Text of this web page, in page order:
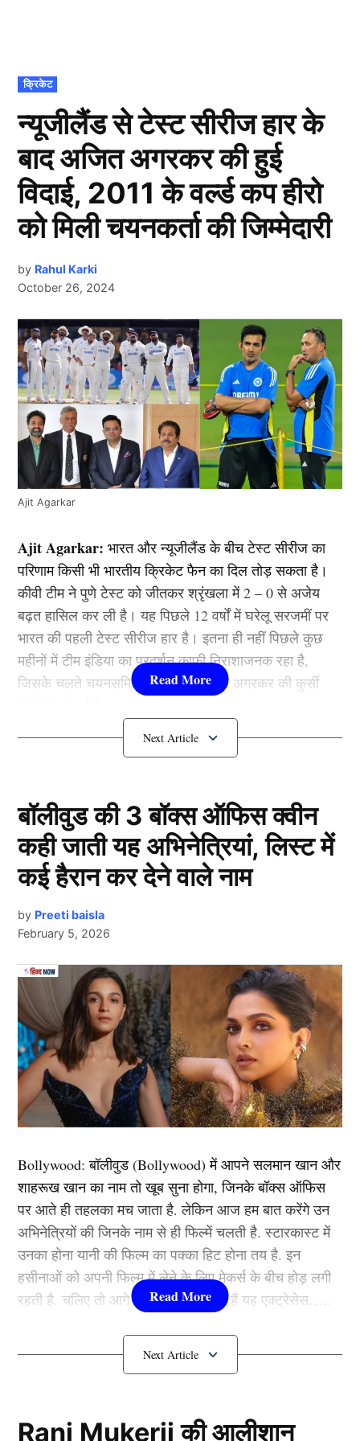
POSTED
IN
क्रिकेट
न्यूजीलैंड से टेस्ट सीरीज हार के
बाद अजित अगरकर की हुई
विदाई, 2011 के वर्ल्ड कप हीरो
को मिली चयनकर्ता की जिम्मेदारी
by Rahul Karki
October 26, 2024
Ajit Agarkar
Ajit Agarkar: भारत और न्यूजीलैंड के बीच टेस्ट सीरीज का
परिणाम किसी भी भारतीय क्रिकेट फैन का दिल तोड़ सकता है।
कीवी टीम ने पुणे टेस्ट को जीतकर श्रृंखला में 2 – 0 से अजेय
बढ़त हासिल कर ली है। यह पिछले 12 वर्षों में घरेलू सरजमीं पर
भारत की पहली टेस्ट सीरीज हार है। इतना ही नहीं पिछले कुछ
महीनों में टीम इंडिया का प्रदर्शन काफी निराशाजनक रहा है,
जिसके चलते चयनसमिति के अध्यक्ष अजित अगरकर की कुर्सी
अजित अगरकर की होगी छुट्टी
Ajit Agarkar
टी20 वर्ल्ड कप 2024 जीतने के बाद उम्मीद थी कि भारत के
प्रदर्शन में और अधिक गुणवत्ता देखने को मिलेगी। मगर हालत
इसके विपरीत हैं। टीम इंडिया को पहले श्रीलंका दौरे में वनडे
श्रृंखला में हार का सामना करना पड़ा और न्यूजीलैंड ने टेस्ट
सीरीज में घर आकर जलील किया है। यही वजह है कि फैंस काफी
मंडराने लगे हैं।
यह भी पढ़ें:मयंक-रियान की हुई छुट्टी, इन 3 युवा खिलाड़ियों को
मिला पहली बार मौका, अफ्रीका सीरीज के लिए 15 सदस्यीय टीम
इंडिया का ऐलान
अगले कुछ महीने होंगे महत्वपूर्ण
Next Article
बॉलीवुड की 3 बॉक्स ऑफिस क्वीन
कही जाती यह अभिनेत्रियां, लिस्ट में
कई हैरान कर देने वाले नाम
by Preeti baisla
February 5, 2026
Bollywood:बॉलीवुड (Bollywood)में आपने सलमान खान और
शाहरूख खान का नाम तो खूब सुना होगा, जिनके बॉक्स ऑफिस
पर आते ही तहलका मच जाता है. लेकिन आज हम बात करेंगे उन
अभिनेत्रियों की जिनके नाम से ही फिल्में चलती है. स्टारकास्ट में
उनका होना यानी की फिल्म का पक्का हिट होना तय है. इन
हसीनाओं को अपनी फिल्म में लेने के लिए मेकर्स के बीच होड़ लगी
रहती है. चलिए तो आगे जानते हैं कौन-कौन हैं यह एक्ट्रेसेस…..
कौन हैंBollywood की यह हसीनाएं?
Padukone)
Rani Mukerji की आलीशान